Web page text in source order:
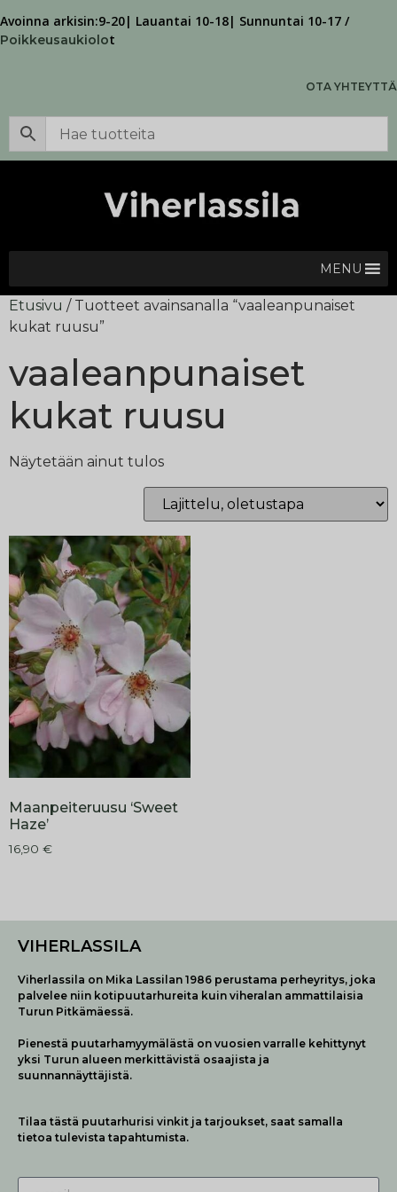
Avoinna arkisin:9-20| Lauantai 10-18| Sunnuntai 10-17 /
Poikkeusaukiolot
OTA YHTEYTTÄ
MENU
Etusivu / Tuotteet avainsanalla “vaaleanpunaiset
kukat ruusu”
vaaleanpunaiset
kukat ruusu
Näytetään ainut tulos
Maanpeiteruusu ‘Sweet
Haze’
16,90 €
VIHERLASSILA
Viherlassila on Mika Lassilan 1986 perustama perheyritys, joka
palvelee niin kotipuutarhureita kuin viheralan ammattilaisia
Turun Pitkämäessä.
Pienestä puutarhamyymälästä on vuosien varralle kehittynyt
yksi Turun alueen merkittävistä osaajista ja
suunnannäyttäjistä.
Tilaa tästä puutarhurisi vinkit ja tarjoukset, saat samalla
tietoa tulevista tapahtumista.